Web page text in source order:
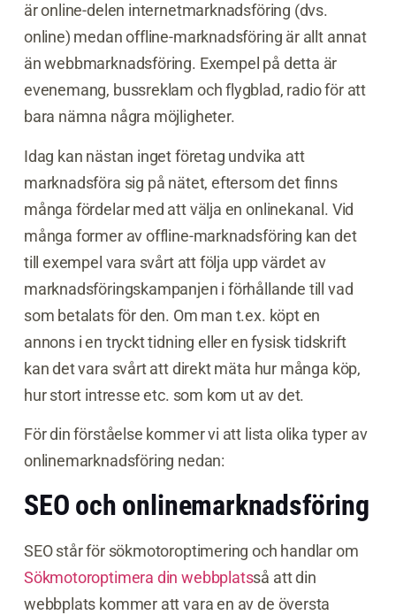
är online-delen internetmarknadsföring (dvs.
online) medan offline-marknadsföring är allt annat
än webbmarknadsföring. Exempel på detta är
evenemang, bussreklam och flygblad, radio för att
bara nämna några möjligheter.
Idag kan nästan inget företag undvika att
marknadsföra sig på nätet, eftersom det finns
många fördelar med att välja en onlinekanal. Vid
många former av offline-marknadsföring kan det
till exempel vara svårt att följa upp värdet av
marknadsföringskampanjen i förhållande till vad
som betalats för den. Om man t.ex. köpt en
annons i en tryckt tidning eller en fysisk tidskrift
kan det vara svårt att direkt mäta hur många köp,
hur stort intresse etc. som kom ut av det.
För din förståelse kommer vi att lista olika typer av
onlinemarknadsföring nedan:
SEO och onlinemarknadsföring
SEO står för sökmotoroptimering och handlar om
Sökmotoroptimera din webbplatsså att din
webbplats kommer att vara en av de översta